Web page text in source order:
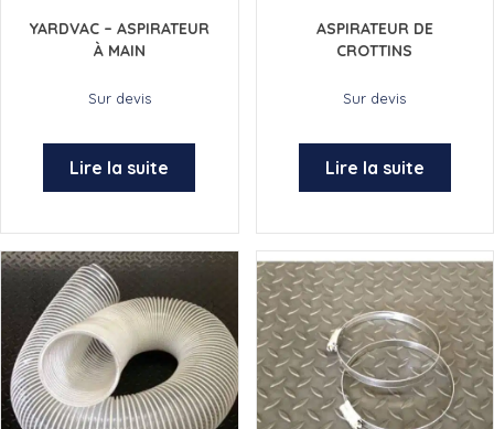
YARDVAC – ASPIRATEUR
À MAIN
Sur devis
Lire la suite
ASPIRATEUR DE
CROTTINS
Sur devis
Lire la suite